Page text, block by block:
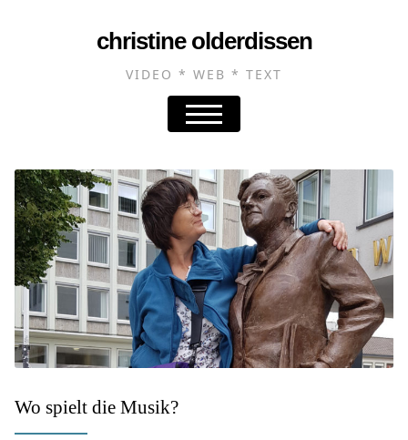
christine olderdissen
VIDEO * WEB * TEXT
Wo spielt die Musik?